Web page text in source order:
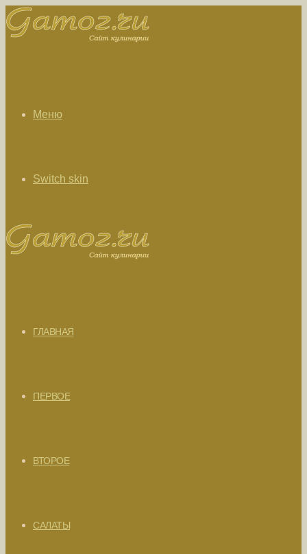
Меню
Switch skin
ГЛАВНАЯ
ПЕРВОЕ
ВТОРОЕ
САЛАТЫ